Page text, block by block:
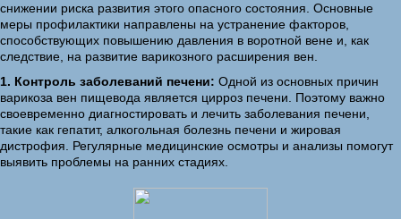
снижении риска развития этого опасного состояния. Основные
меры профилактики направлены на устранение факторов,
способствующих повышению давления в воротной вене и, как
следствие, на развитие варикозного расширения вен.
1. Контроль заболеваний печени: Одной из основных причин
варикоза вен пищевода является цирроз печени. Поэтому важно
своевременно диагностировать и лечить заболевания печени,
такие как гепатит, алкогольная болезнь печени и жировая
дистрофия. Регулярные медицинские осмотры и анализы помогут
выявить проблемы на ранних стадиях.